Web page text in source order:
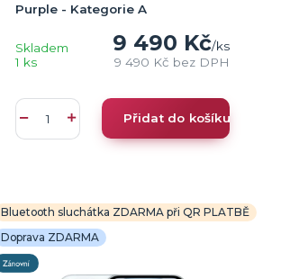
Purple - Kategorie A
9 490 Kč/ks
9 490 Kč bez DPH
Skladem
1 ks
Přidat do košíku
Bluetooth sluchátka ZDARMA při QR PLATBĚ
Doprava ZDARMA